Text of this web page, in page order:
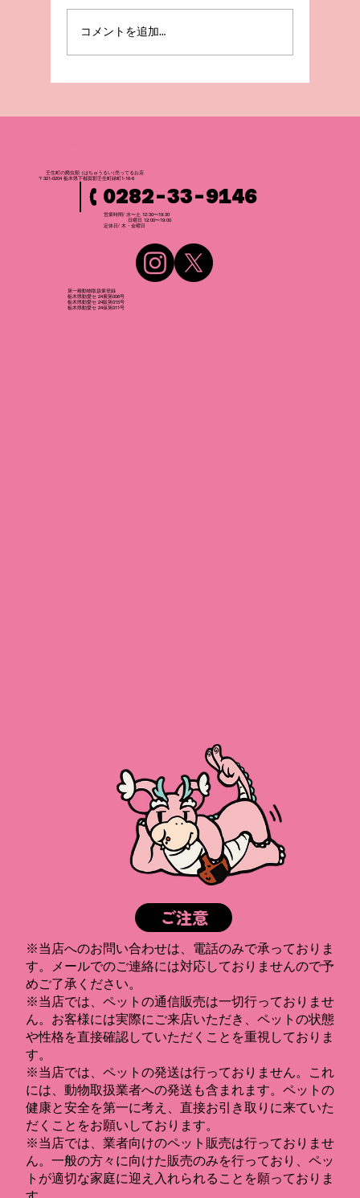
コメントを追加…
ご注意
※当店へのお問い合わせは、電話のみで承っておりま
す。メールでのご連絡には対応しておりませんので予
めご了承ください。
※当店では、ペットの通信販売は一切行っておりませ
ん。お客様には実際にご来店いただき、ペットの状態
や性格を直接確認していただくことを重視しておりま
す。
※当店では、ペットの発送は行っておりません。これ
には、動物取扱業者への発送も含まれます。ペットの
健康と安全を第一に考え、直接お引き取りに来ていた
だくことをお願いしております。
※当店では、業者向けのペット販売は行っておりませ
ん。一般の方々に向けた販売のみを行っており、ペッ
トが適切な家庭に迎え入れられることを願っておりま
壬生町の爬虫類（はちゅうるい）売ってるお店
〒321-0204 栃木県下都賀郡壬生町緑町1-16-6
0282-33-9146
営業時間/ 水〜土 12:30〜19:30
日曜日 12:00〜19:00
​定休日/ 木・金曜日
第一種動物取扱業登録
栃木県動愛セ 24展第006号
栃木県動愛セ 24販第015号
栃木県動愛セ 24保第011号